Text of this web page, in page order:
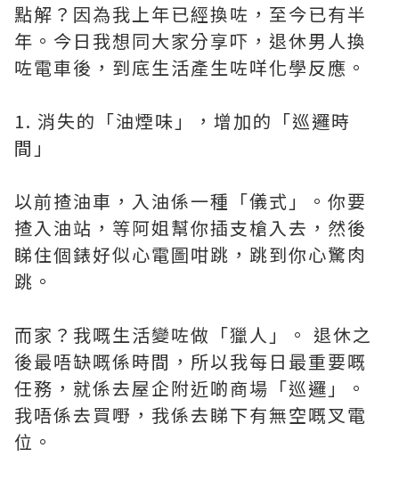
點解？因為我上年已經換咗，至今已有半
年。今日我想同大家分享吓，退休男人換
咗電車後，到底生活產生咗咩化學反應。
1. 消失的「油煙味」，增加的「巡邏時
間」
以前揸油車，入油係一種「儀式」。你要
揸入油站，等阿姐幫你插支槍入去，然後
睇住個錶好似心電圖咁跳，跳到你心驚肉
跳。
而家？我嘅生活變咗做「獵人」。 退休之
後最唔缺嘅係時間，所以我每日最重要嘅
任務，就係去屋企附近啲商場「巡邏」。
我唔係去買嘢，我係去睇下有無空嘅叉電
位。